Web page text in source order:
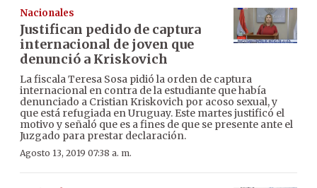
Nacionales
Justifican pedido de captura
internacional de joven que
denunció a Kriskovich
La fiscala Teresa Sosa pidió la orden de captura
internacional en contra de la estudiante que había
denunciado a Cristian Kriskovich por acoso sexual, y
que está refugiada en Uruguay. Este martes justificó el
motivo y señaló que es a fines de que se presente ante el
Juzgado para prestar declaración.
Agosto 13, 2019 07:38 a. m.